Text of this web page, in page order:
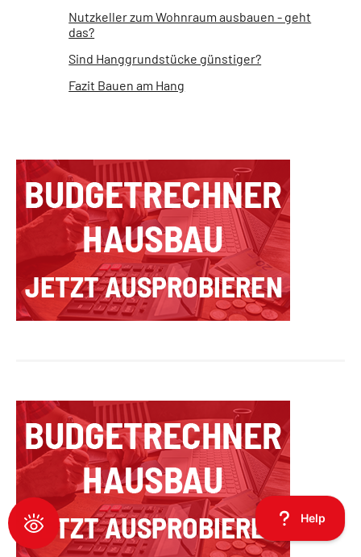
Nutzkeller zum Wohnraum ausbauen - geht
das?
Sind Hanggrundstücke günstiger?
Fazit Bauen am Hang